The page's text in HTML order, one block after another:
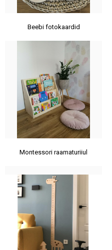
Beebi fotokaardid
Montessori raamaturiiul